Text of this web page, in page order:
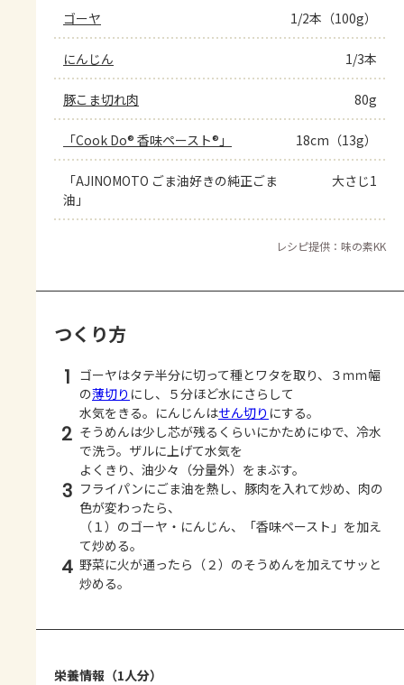
ゴーヤ 1/2本（100g）
にんじん 1/3本
豚こま切れ肉 80g
「Cook Do® 香味ペースト®」 18cm（13g）
「AJINOMOTO ごま油好きの純正ごま
油」
大さじ1
レシピ提供：味の素KK
つくり方
1
ゴーヤはタテ半分に切って種とワタを取り、３ｍｍ幅
の薄切り にし、５分ほど水にさらして
水気をきる。にんじんはせん切り にする。
2 そうめんは少し芯が残るくらいにかためにゆで、冷水
で洗う。ザルに上げて水気を
よくきり、油少々（分量外）をまぶす。
3 フライパンにごま油を熱し、豚肉を入れて炒め、肉の
色が変わったら、
（１）のゴーヤ・にんじん、「香味ペースト」を加え
て炒める。
4 野菜に火が通ったら（２）のそうめんを加えてサッと
炒める。
栄養情報（1人分）